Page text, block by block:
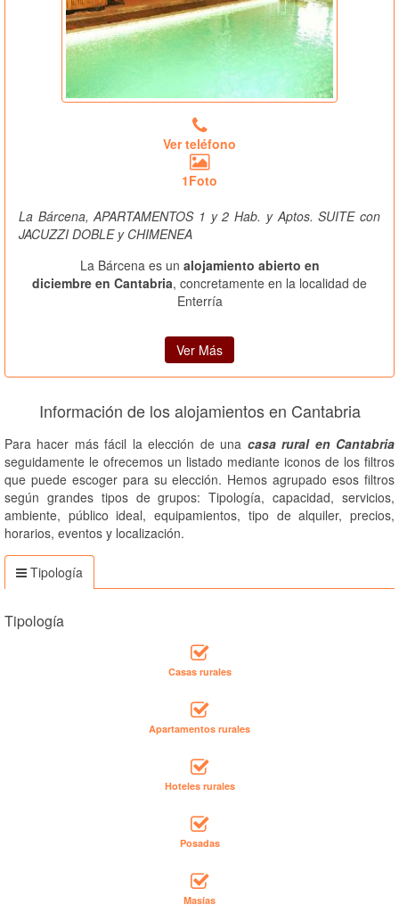
Ver teléfono
1Foto
La Bárcena, APARTAMENTOS 1 y 2 Hab. y Aptos. SUITE con
JACUZZI DOBLE y CHIMENEA
La Bárcena es un alojamiento abierto en
diciembre en Cantabria, concretamente en la localidad de
Enterría
Ver Más
Información de los alojamientos en Cantabria
Para hacer más fácil la elección de una casa rural en Cantabria
seguidamente le ofrecemos un listado mediante iconos de los filtros
que puede escoger para su elección. Hemos agrupado esos filtros
según grandes tipos de grupos: Tipología, capacidad, servicios,
ambiente, público ideal, equipamientos, tipo de alquiler, precios,
horarios, eventos y localización.
Tipología
Tipología
Casas rurales
Apartamentos rurales
Hoteles rurales
Posadas
Masías